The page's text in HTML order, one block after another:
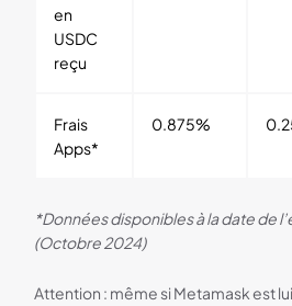
en
USDC
reçu
Frais
Apps*
0.875%
*Données disponibles à la date de
(Octobre 2024)
Attention : même si Metamask est